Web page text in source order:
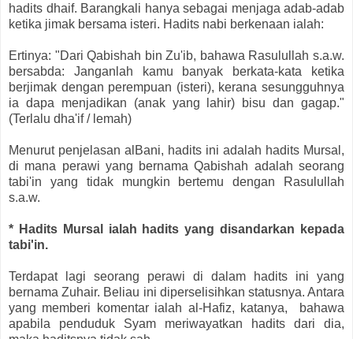
hadits dhaif. Barangkali hanya sebagai menjaga adab-adab
ketika jimak bersama isteri. Hadits nabi berkenaan ialah:
Ertinya: "Dari Qabishah bin Zu'ib, bahawa Rasulullah s.a.w.
bersabda: Janganlah kamu banyak berkata-kata ketika
berjimak dengan perempuan (isteri), kerana sesungguhnya
ia dapa menjadikan (anak yang lahir) bisu dan gagap."
(Terlalu dha'if / lemah)
Menurut penjelasan alBani, hadits ini adalah hadits Mursal,
di mana perawi yang bernama Qabishah adalah seorang
tabi'in yang tidak mungkin bertemu dengan Rasulullah
s.a.w.
* Hadits Mursal ialah hadits yang disandarkan kepada
tabi'in.
Terdapat lagi seorang perawi di dalam hadits ini yang
bernama Zuhair. Beliau ini diperselisihkan statusnya. Antara
yang memberi komentar ialah al-Hafiz, katanya, bahawa
apabila penduduk Syam meriwayatkan hadits dari dia,